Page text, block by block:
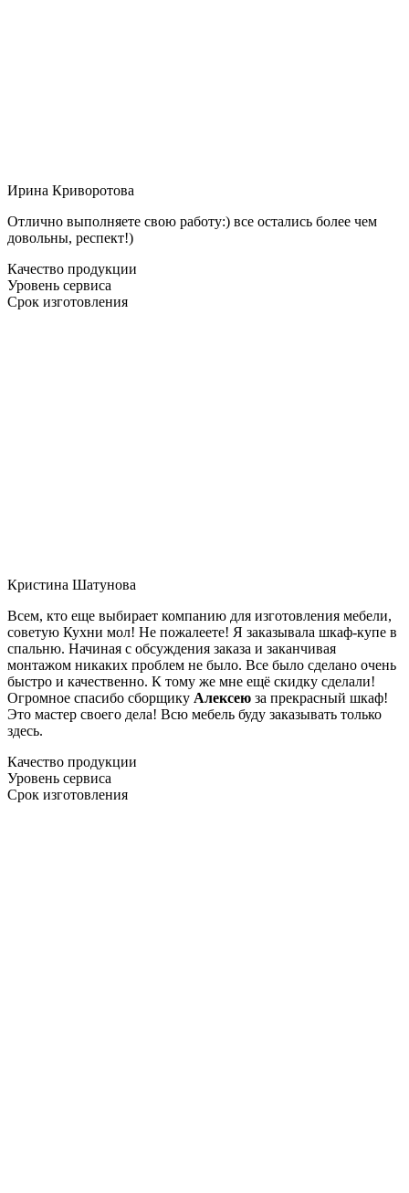
Ирина Криворотова
Отлично выполняете свою работу:) все остались более чем
довольны, респект!)
Качество продукции
Уровень сервиса
Срок изготовления
Кристина Шатунова
Всем, кто еще выбирает компанию для изготовления мебели,
советую Кухни мол! Не пожалеете! Я заказывала шкаф-купе в
спальню. Начиная с обсуждения заказа и заканчивая
монтажом никаких проблем не было. Все было сделано очень
быстро и качественно. К тому же мне ещё скидку сделали!
Огромное спасибо сборщику Алексею за прекрасный шкаф!
Это мастер своего дела! Всю мебель буду заказывать только
здесь.
Качество продукции
Уровень сервиса
Срок изготовления